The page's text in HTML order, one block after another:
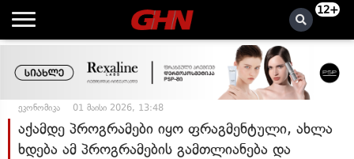
12+
ეკონომიკა 01 მაისი 2026, 13:48
აქამდე პროგრამები იყო ფრაგმენტული, ახლა
ხდება ამ პროგრამების გამთლიანება და